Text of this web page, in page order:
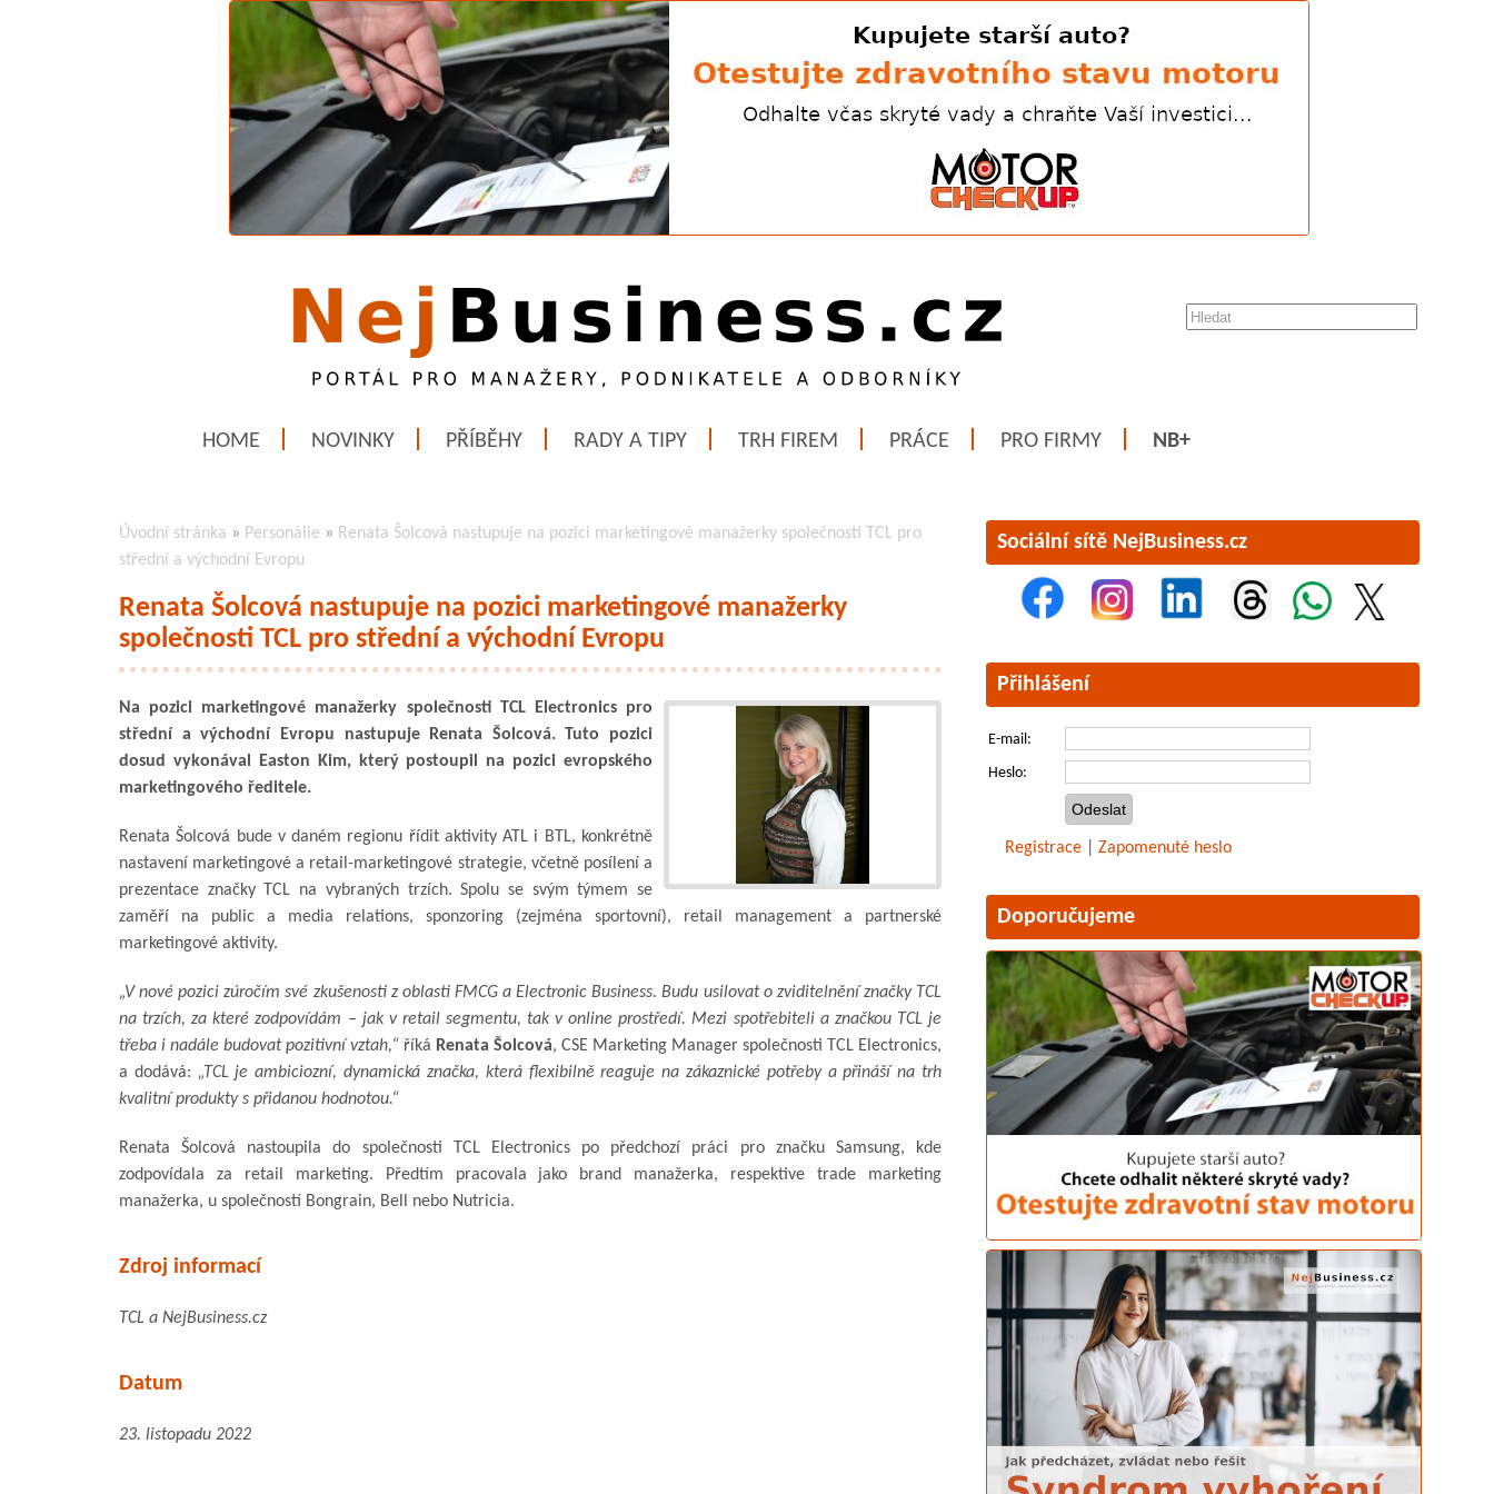
HOME NOVINKY PŘÍBĚHY RADY A TIPY TRH FIREM PRÁCE PRO FIRMY NB+
Úvodní stránka » Personálie » Renata Šolcová nastupuje na pozici marketingové manažerky společnosti TCL pro
střední a východní Evropu
Renata Šolcová nastupuje na pozici marketingové manažerky
společnosti TCL pro střední a východní Evropu
Na pozici marketingové manažerky společnosti TCL Electronics pro
střední a východní Evropu nastupuje Renata Šolcová. Tuto pozici
dosud vykonával Easton Kim, který postoupil na pozici evropského
marketingového ředitele.
Renata Šolcová bude v daném regionu řídit aktivity ATL i BTL, konkrétně
nastavení marketingové a retail-marketingové strategie, včetně posílení a
prezentace značky TCL na vybraných trzích. Spolu se svým týmem se
zaměří na public a media relations, sponzoring (zejména sportovní), retail management a partnerské
marketingové aktivity.
„V nové pozici zúročím své zkušenosti z oblasti FMCG a Electronic Business. Budu usilovat o zviditelnění značky TCL
na trzích, za které zodpovídám – jak v retail segmentu, tak v online prostředí. Mezi spotřebiteli a značkou TCL je
třeba i nadále budovat pozitivní vztah,“ říká Renata Šolcová, CSE Marketing Manager společnosti TCL Electronics,
a dodává: „TCL je ambiciozní, dynamická značka, která flexibilně reaguje na zákaznické potřeby a přináší na trh
kvalitní produkty s přidanou hodnotou.“
Renata Šolcová nastoupila do společnosti TCL Electronics po předchozí práci pro značku Samsung, kde
zodpovídala za retail marketing. Předtím pracovala jako brand manažerka, respektive trade marketing
manažerka, u společností Bongrain, Bell nebo Nutricia.
Zdroj informací
TCL a NejBusiness.cz
Datum
23. listopadu 2022
Sociální sítě NejBusiness.cz
Přihlášení
E-mail:
Heslo:
Registrace Zapomenuté heslo
Doporučujeme